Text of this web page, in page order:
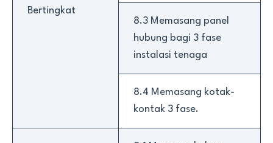
Bertingkat
8.3 Memasang panel
hubung bagi 3 fase
instalasi tenaga
8.4 Memasang kotak-
kontak 3 fase.